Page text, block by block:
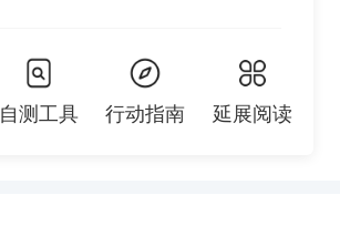
自测工具 行动指南 延展阅读